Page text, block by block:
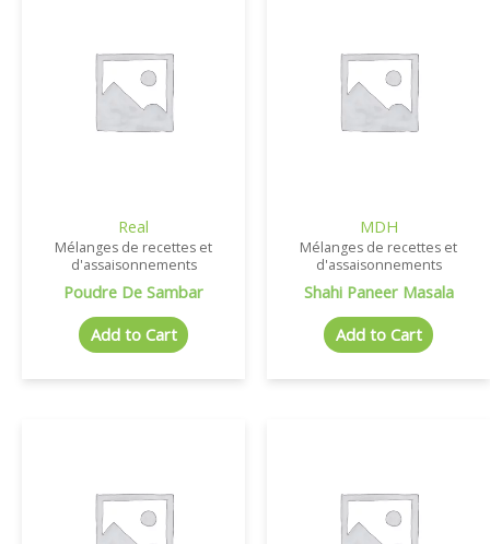
Real
Mélanges de recettes et
d'assaisonnements
Poudre De Sambar
Add to Cart
MDH
Mélanges de recettes et
d'assaisonnements
Shahi Paneer Masala
Add to Cart